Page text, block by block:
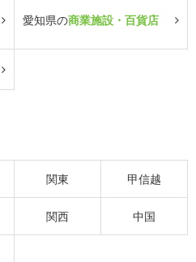
愛知県の商業施設・百貨店
関東 甲信越
関西 中国